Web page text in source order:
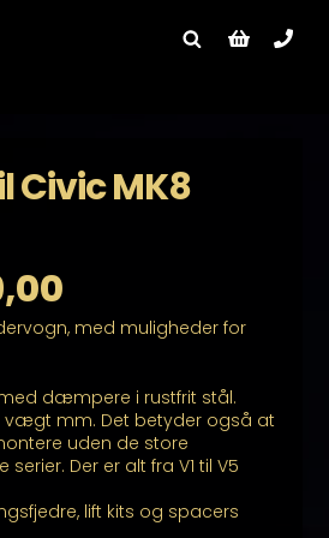
Civic MK8
Prisinterval:
kr. 10.999,00
til
kr. 18.499,00
med muligheder for
dæmpere i rustfrit stål.
vægt mm. Det betyder også at
uden de store
Der er alt fra V1 til V5
lift kits og spacers